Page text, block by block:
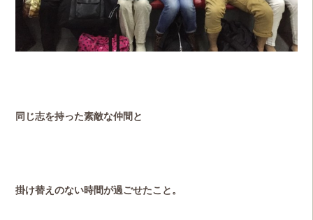
同じ志を持った素敵な仲間と
掛け替えのない時間が過ごせたこと。